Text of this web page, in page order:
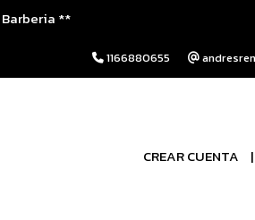
**
1166880655
CREAR CUENTA